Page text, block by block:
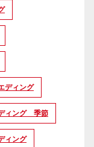
ディング
ィング 季節
ィング